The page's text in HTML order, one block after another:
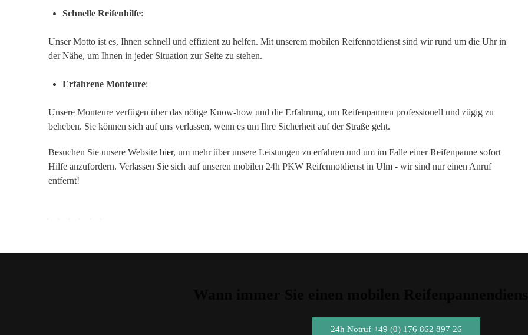
Schnelle Reifenhilfe:
Unser Motto ist es, Ihnen schnell und effizient zu helfen. Mit unserem mobilen Reifennotdienst sind wir rund um die Uhr in
der Nähe, um Ihnen in jeder Situation zur Seite zu stehen.
Erfahrene Monteure:
Unsere Monteure verfügen über das nötige Know-how und die Erfahrung, um Reifenpannen professionell und zügig zu
beheben. Sie können sich auf uns verlassen, wenn es um Ihre Sicherheit auf der Straße geht.
Besuchen Sie unsere Website hier, um mehr über unsere Leistungen zu erfahren und um im Falle einer Reifenpanne sofort
Hilfe anzufordern. Verlassen Sie sich auf unseren mobilen 24h PKW Reifennotdienst in Ulm - wir sind nur einen Anruf
entfernt!
24h Notruf +49 (0) 176 862 897 26